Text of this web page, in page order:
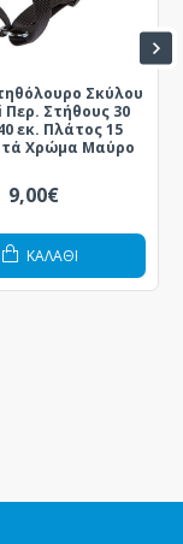
Σκύλου
Περ. Στήθους 30
εκ. Πλάτος 15
Χρώμα Μαύρο
9,00€
ΚΑΛΆΘΙ